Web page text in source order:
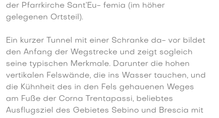
der Pfarrkirche Sant’Eu- femia (im höher
gelegenen Ortsteil).
Ein kurzer Tunnel mit einer Schranke da- vor bildet
den Anfang der Wegstrecke und zeigt sogleich
seine typischen Merkmale. Darunter die hohen
vertikalen Felswände, die ins Wasser tauchen, und
die Kühnheit des in den Fels gehauenen Weges
am Fuße der Corna Trentapassi, beliebtes
Ausflugsziel des Gebietes Sebino und Brescia mit